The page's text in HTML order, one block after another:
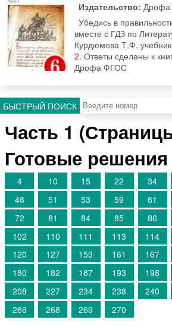
Издательство:Дрофа
Убедись в
вместе с ГДЗ по
Курдюмова Т.Ф.
2. Ответы сделаны к
Дрофа ФГОС
БЫСТРЫЙ ПОИСК
Часть 1
Готовые решения
4 10 15 22 34
46
51 53 59 61
72
81 84 85 86
102
110 111 113 114
120
127 159 161 167
180
182 187 193 198
208
227 234 238 240
266
268 269 270